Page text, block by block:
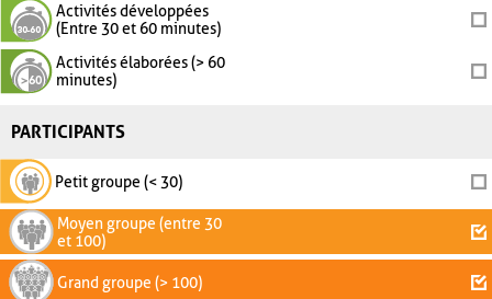
Activités développées
(Entre 30 et 60 minutes)
Activités élaborées (> 60
minutes)
PARTICIPANTS
Petit groupe (< 30)
Moyen groupe (entre 30
et 100)
Grand groupe (> 100)